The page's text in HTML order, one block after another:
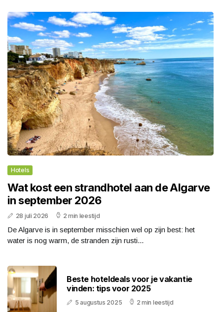
Hotels
Wat kost een strandhotel aan de Algarve
in september 2026
28 juli 2026 2 min leestijd
De Algarve is in september misschien wel op zijn best: het
water is nog warm, de stranden zijn rusti...
Beste hoteldeals voor je vakantie
vinden: tips voor 2025
5 augustus 2025 2 min leestijd